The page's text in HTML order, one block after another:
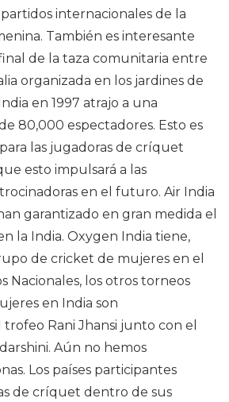
internacionales de la
También es interesante
de la taza comunitaria entre
organizada en los jardines de
en 1997 atrajo a una
80,000 espectadores. Esto es
las jugadoras de críquet
esto impulsará a las
en el futuro. Air India
garantizado en gran medida el
la India. Oxygen India tiene,
de cricket de mujeres en el
Nacionales, los otros torneos
en India son
Rani Jhansi junto con el
Aún no hemos
Los países participantes
de críquet dentro de sus